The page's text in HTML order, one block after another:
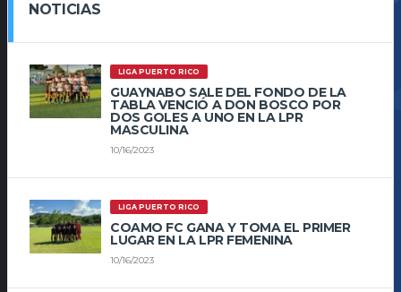
NOTICIAS
LIGA PUERTO RICO
GUAYNABO SALE DEL FONDO DE LA
TABLA VENCIÓ A DON BOSCO POR
DOS GOLES A UNO EN LA LPR
MASCULINA
10/16/2023
LIGA PUERTO RICO
COAMO FC GANA Y TOMA EL PRIMER
LUGAR EN LA LPR FEMENINA
10/16/2023